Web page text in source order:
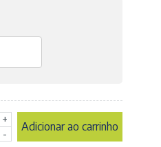
+
-
Adicionar ao carrinho